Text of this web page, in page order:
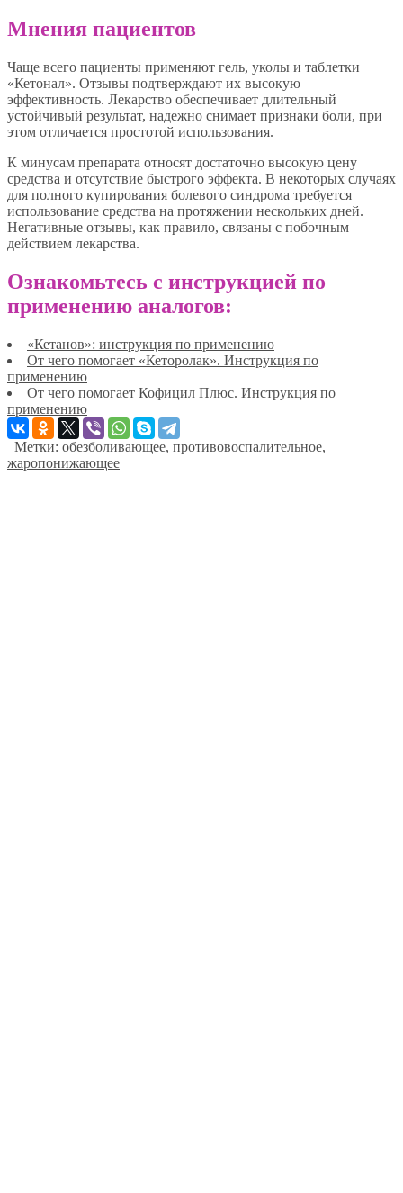
Мнения пациентов
Чаще всего пациенты применяют гель, уколы и таблетки
«Кетонал». Отзывы подтверждают их высокую
эффективность. Лекарство обеспечивает длительный
устойчивый результат, надежно снимает признаки боли, при
этом отличается простотой использования.
К минусам препарата относят достаточно высокую цену
средства и отсутствие быстрого эффекта. В некоторых случаях
для полного купирования болевого синдрома требуется
использование средства на протяжении нескольких дней.
Негативные отзывы, как правило, связаны с побочным
действием лекарства.
Ознакомьтесь с инструкцией по
применению аналогов:
«Кетанов»: инструкция по применению
От чего помогает «Кеторолак». Инструкция по
применению
От чего помогает Кофицил Плюс. Инструкция по
применению
Метки: обезболивающее, противовоспалительное,
жаропонижающее